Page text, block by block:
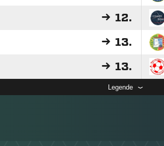
12.
13.
13.
Legende